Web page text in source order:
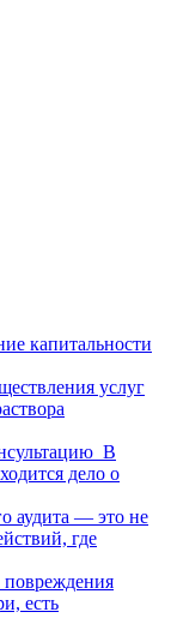
капитальности
услуг
В
дело о
аудита — это не
где
повреждения
есть